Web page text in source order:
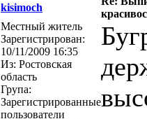
kisimoch
Местный житель
Зарегистрирован:
10/11/2009 16:35
Из: Ростовская
область
Група:
Зарегистрированные
пользователи